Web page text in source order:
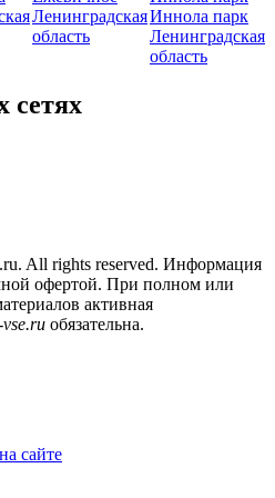
Ленинградская
область
Иннола парк
Ленинградская
область
All rights reserved. Информация
офертой. При полном или
активная
обязательна.
сайте